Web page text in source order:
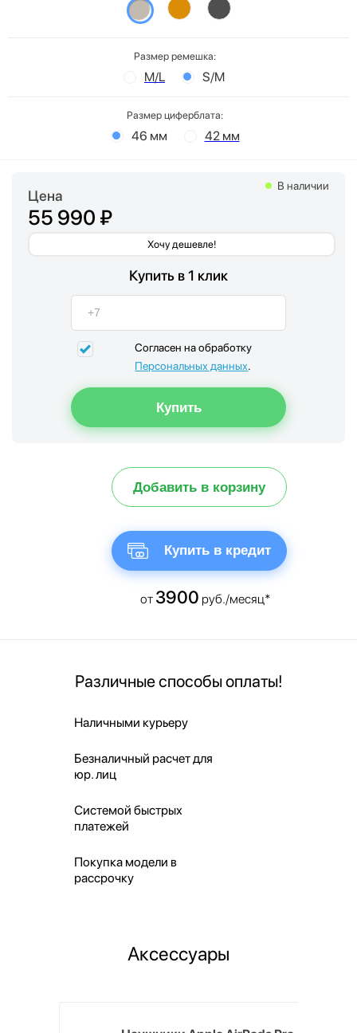
Размер ремешка:
M/L S/M
Размер циферблата:
46 мм 42 мм
Цена
55 990 ₽
Хочу дешевле!
В наличии
Купить в 1 клик
Согласен на обработку
Персональных данных.
Добавить в корзину
Купить в кредит
от 3900 руб./месяц*
Различные способы оплаты!
Наличными курьеру
Безналичный расчет для
юр. лиц
Системой быстрых
платежей
Покупка модели в
рассрочку
Аксессуары